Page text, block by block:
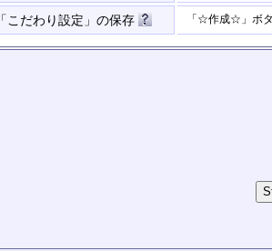
「こだわり設定」の保存 「☆作成☆」ボ